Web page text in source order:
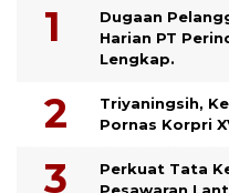
Dugaan
Harian PT
Lengkap.
Triyaningsih,
Pornas Korpri
Perkuat Tata
Pesawaran